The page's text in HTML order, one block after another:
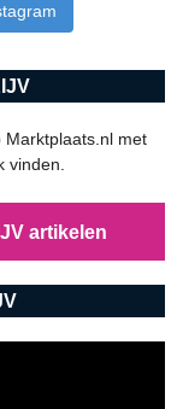
Marktplaats.nl met
vinden.
artikelen